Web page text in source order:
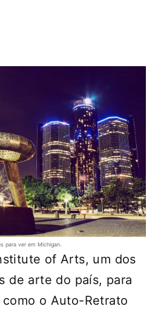
para ver em Michigan.
of Arts, um dos
de arte do país, para
o Auto-Retrato